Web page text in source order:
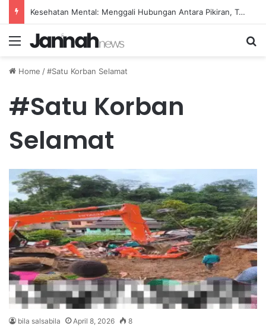
Kesehatan Mental: Menggali Hubungan Antara Pikiran, Tubuh, dan Emosi secara Mendalam
Menu
Home /#Satu Korban Selamat
#Satu Korban
Selamat
bila salsabila April 8, 2026 8